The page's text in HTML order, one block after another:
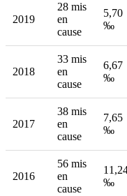
2019
28 mis
en
cause
5,70
‰
2018
33 mis
en
cause
6,67
‰
2017
38 mis
en
cause
7,65
‰
2016
56 mis
en
cause
‰